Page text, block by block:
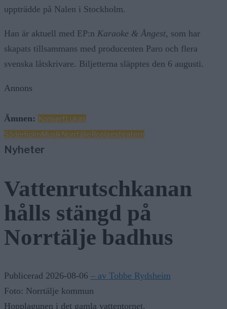
uppträdde på Nalen i Stockholm.
Han är aktuell med EP:n Karaoke & Ångest, som har
skapats tillsammans med producenten Paro och flera
svenska låtskrivare. Biljetterna släpptes den 6 augusti.
Annons
Ämnen: KonsertLukas
SöderholmMusikNorrtäljeRoslagsteatern
Nyheter
Vattenrutschkanan
hålls stängd på
Norrtälje badhus
Publicerad 2026-08-06 – av Tobbe Rydsheim
Foto: Norrtälje kommun
Hopplagunen i det gamla vattentornet.